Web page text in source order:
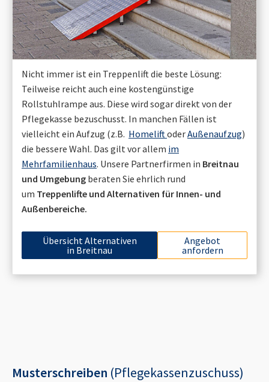
Nicht immer ist ein Treppenlift die beste Lösung:
Teilweise reicht auch eine kostengünstige
Rollstuhlrampe aus. Diese wird sogar direkt von der
Pflegekasse bezuschusst. In manchen Fällen ist
vielleicht ein Aufzug (z.B. HomeliftoderAußenaufzug)
die bessere Wahl. Das gilt vor allem im
Mehrfamilienhaus. Unsere Partnerfirmen in Breitnau
und Umgebung beraten Sie ehrlich rund
um Treppenlifte und Alternativen für Innen- und
Außenbereiche.
Übersicht Alternativen
in Breitnau
Angebot
anfordern
Musterschreiben (Pflegekassenzuschuss)